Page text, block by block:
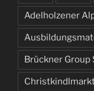
Adelholzener
Brückner Group